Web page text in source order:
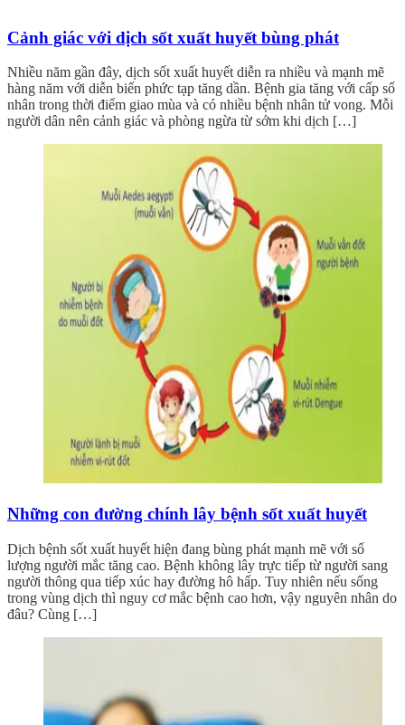
Cảnh giác với dịch sốt xuất huyết bùng phát
Nhiều năm gần đây, dịch sốt xuất huyết diễn ra nhiều và mạnh mẽ
hàng năm với diễn biến phức tạp tăng dần. Bệnh gia tăng với cấp số
nhân trong thời điểm giao mùa và có nhiều bệnh nhân tử vong. Mỗi
người dân nên cảnh giác và phòng ngừa từ sớm khi dịch […]
Những con đường chính lây bệnh sốt xuất huyết
Dịch bệnh sốt xuất huyết hiện đang bùng phát mạnh mẽ với số
lượng người mắc tăng cao. Bệnh không lây trực tiếp từ người sang
người thông qua tiếp xúc hay đường hô hấp. Tuy nhiên nếu sống
trong vùng dịch thì nguy cơ mắc bệnh cao hơn, vậy nguyên nhân do
đâu? Cùng […]